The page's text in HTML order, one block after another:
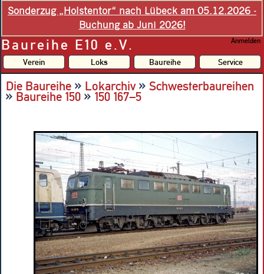
Sonderzug „Holstentor“ nach Lübeck am 05.12.2026 -
Buchung ab Juni 2026!
Baureihe E10 e.V. Anmelden
Verein Loks Baureihe Service
Die Baureihe » Lokarchiv» Schwesterbaureihen
»Baureihe 150 »150 167–5